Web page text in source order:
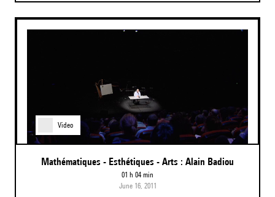
Video
Mathématiques - Esthétiques - Arts : Alain Badiou
01 h 04 min
June 16, 2011